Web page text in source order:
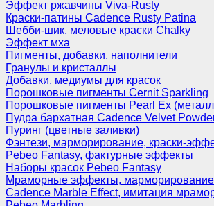
Эффект ржавчины Viva-Rusty
Краски-патины Cadence Rusty Patina
Шебби-шик, меловые краски Chalky
Эффект мха
Пигменты, добавки, наполнители
Гранулы и кристаллы
Добавки, медиумы для красок
Порошковые пигменты Cernit Sparkling
Порошковые пигменты Pearl Ex
Пудра бархатная Cadence Velvet
Пуринг (цветные заливки)
Фэнтези, марморирование, краски-
Pebeo Fantasy, фактурные эффекты
Наборы красок Pebeo Fantasy
Мраморные эффекты, марморирование
Cadence Marble Effect, имитация